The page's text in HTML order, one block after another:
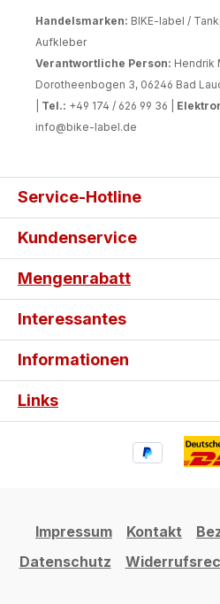
Handelsmarken: BIKE-label /
Aufkleber
Verantwortliche Person: Hendrik
Dorotheenbogen 3, 06246 Bad
Tel.: +49 174 / 626 99 36 |
info@bike-label.de
Service-Hotline
Kundenservice
Mengenrabatt
Interessantes
Informationen
Links
Impressum Kontakt
Datenschutz